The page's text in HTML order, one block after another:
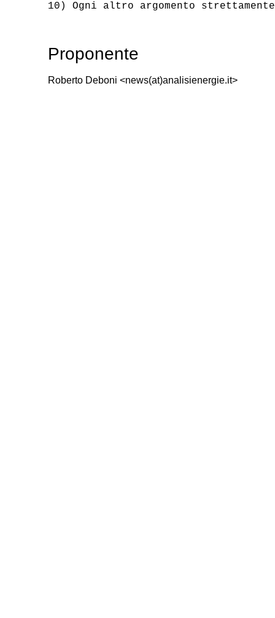
Proponente
Roberto Deboni <news(at)analisienergie.it>